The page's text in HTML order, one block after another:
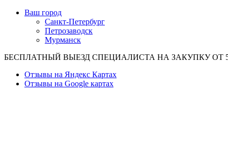
Ваш город
Санкт-Петербург
Петрозаводск
Мурманск
БЕСПЛАТНЫЙ ВЫЕЗД СПЕЦИАЛИСТА НА ЗАКУПКУ ОТ
Отзывы на Яндекс Картах
Отзывы на Google картах